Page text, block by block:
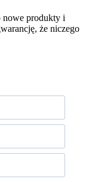
nowe produkty i
że niczego